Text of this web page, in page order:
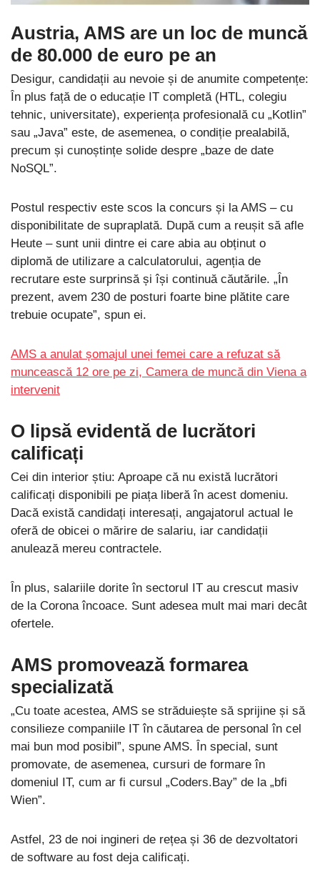
Austria, AMS are un loc de muncă
de 80.000 de euro pe an
Desigur, candidații au nevoie și de anumite competențe:
În plus față de o educație IT completă (HTL, colegiu
tehnic, universitate), experiența profesională cu „Kotlin”
sau „Java” este, de asemenea, o condiție prealabilă,
precum și cunoștințe solide despre „baze de date
NoSQL”.
Postul respectiv este scos la concurs și la AMS – cu
disponibilitate de supraplată. După cum a reușit să afle
Heute – sunt unii dintre ei care abia au obținut o
diplomă de utilizare a calculatorului, agenția de
recrutare este surprinsă și își continuă căutările. „În
prezent, avem 230 de posturi foarte bine plătite care
trebuie ocupate”, spun ei.
AMS a anulat șomajul unei femei care a refuzat să
muncească 12 ore pe zi, Camera de muncă din Viena a
intervenit
O lipsă evidentă de lucrători
calificați
Cei din interior știu: Aproape că nu există lucrători
calificați disponibili pe piața liberă în acest domeniu.
Dacă există candidați interesați, angajatorul actual le
oferă de obicei o mărire de salariu, iar candidații
anulează mereu contractele.
În plus, salariile dorite în sectorul IT au crescut masiv
de la Corona încoace. Sunt adesea mult mai mari decât
ofertele.
AMS promovează formarea
specializată
„Cu toate acestea, AMS se străduiește să sprijine și să
consilieze companiile IT în căutarea de personal în cel
mai bun mod posibil”, spune AMS. În special, sunt
promovate, de asemenea, cursuri de formare în
domeniul IT, cum ar fi cursul „Coders.Bay” de la „bfi
Wien”.
Astfel, 23 de noi ingineri de rețea și 36 de dezvoltatori
de software au fost deja calificați.